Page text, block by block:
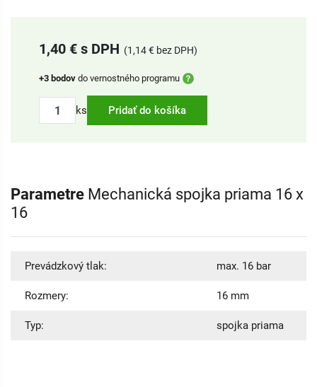
1,40 € s DPH (1,14 € bez DPH)
+3 bodov do vernostného programu
ks Pridať do košíka
Parametre Mechanická spojka priama 16 x
16
Prevádzkový tlak: max. 16 bar
Rozmery: 16 mm
Typ: spojka priama